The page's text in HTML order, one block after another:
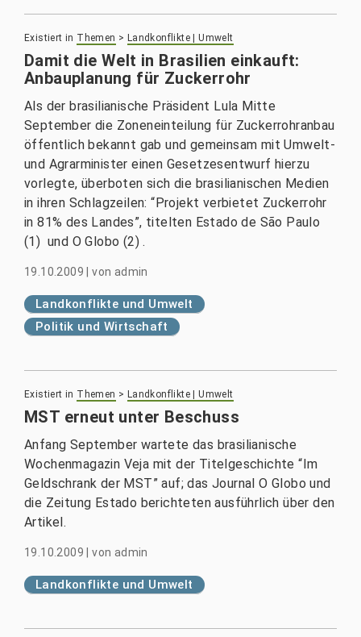
Existiert in Themen > Landkonflikte | Umwelt
Damit die Welt in Brasilien einkauft:
Anbauplanung für Zuckerrohr
Als der brasilianische Präsident Lula Mitte
September die Zoneneinteilung für Zuckerrohranbau
öffentlich bekannt gab und gemeinsam mit Umwelt-
und Agrarminister einen Gesetzesentwurf hierzu
vorlegte, überboten sich die brasilianischen Medien
in ihren Schlagzeilen: “Projekt verbietet Zuckerrohr
in 81% des Landes”, titelten Estado de São Paulo
(1) und O Globo (2) .
19.10.2009 |von admin
Landkonflikte und Umwelt
Politik und Wirtschaft
Existiert in Themen > Landkonflikte | Umwelt
MST erneut unter Beschuss
Anfang September wartete das brasilianische
Wochenmagazin Veja mit der Titelgeschichte “Im
Geldschrank der MST” auf; das Journal O Globo und
die Zeitung Estado berichteten ausführlich über den
Artikel.
19.10.2009 |von admin
Landkonflikte und Umwelt